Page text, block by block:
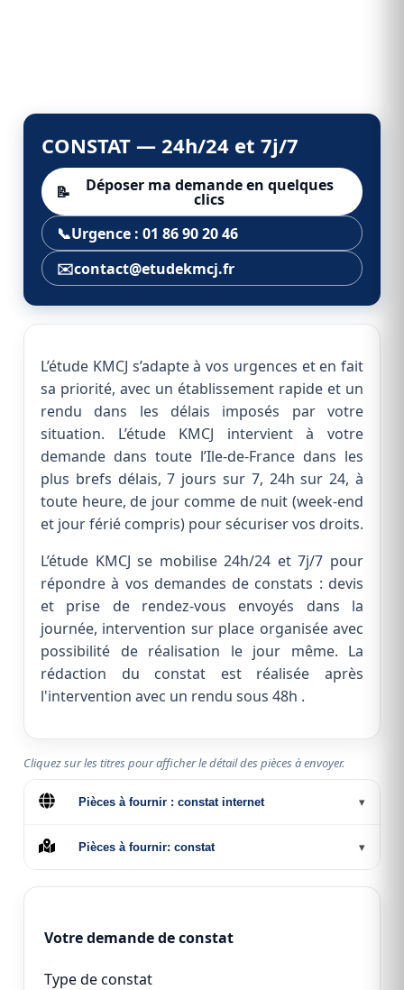
CONSTAT — 24h/24 et 7j/7
📝 Déposer ma demande en quelques
clics
📞Urgence : 01 86 90 20 46
✉️contact@etudekmcj.fr
L’étude KMCJ s’adapte à vos urgences et en fait
sa priorité, avec un établissement rapide et un
rendu dans les délais imposés par votre
situation. L’étude KMCJ intervient à votre
demande dans toute l’Ile-de-France dans les
plus brefs délais, 7 jours sur 7, 24h sur 24, à
toute heure, de jour comme de nuit (week-end
et jour férié compris) pour sécuriser vos droits.
L’étude KMCJ se mobilise 24h/24 et 7j/7 pour
répondre à vos demandes de constats : devis
et prise de rendez-vous envoyés dans la
journée, intervention sur place organisée avec
possibilité de réalisation le jour même. La
rédaction du constat est réalisée après
l'intervention avec un rendu sous 48h .
Cliquez sur les titres pour afficher le détail des pièces à envoyer.
Pièces à fournir : constat internet ▾
Pièces à fournir: constat ▾
Votre demande de constat
Type de constat